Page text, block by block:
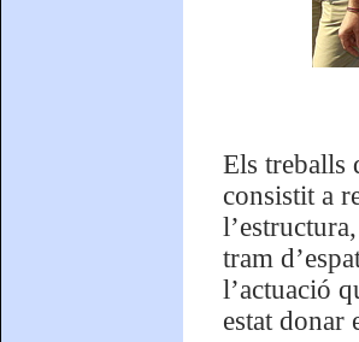
Els treballs
consistit a
tram
l’actuació
estat donar